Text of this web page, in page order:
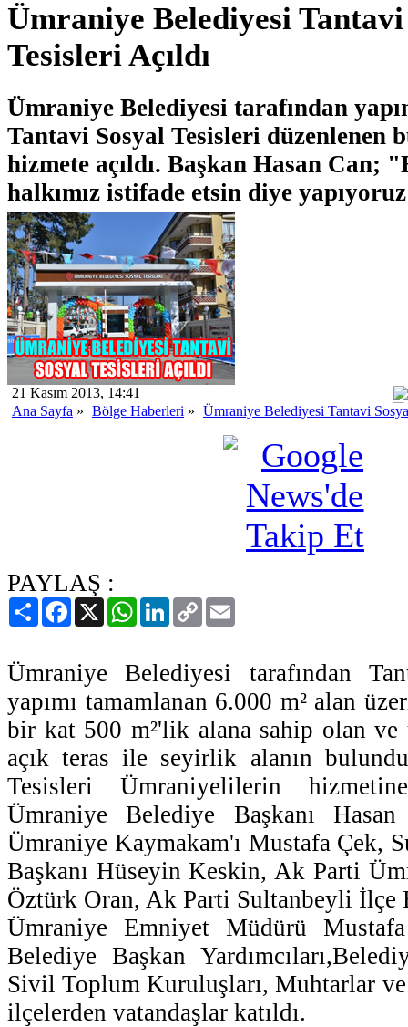
Ümraniye Belediyesi Tantavi
Tesisleri Açıldı
Ümraniye Belediyesi tarafından
Tantavi Sosyal Tesisleri düzenlenen
hizmete açıldı. Başkan Hasan Can;
halkımız istifade etsin diye
21 Kasım 2013, 14:41
Ana Sayfa » Bölge Haberleri » Ümraniye Belediyesi Tantavi
PAYLAŞ :
PaylaşFacebook
X WhatsAppLinkedIn
Copy
Link
Ümraniye Belediyesi tarafından
yapımı tamamlanan 6.000 m² alan
bir kat 500 m²'lik alana sahip olan ve
açık teras ile seyirlik alanın
Tesisleri Ümraniyelilerin
Ümraniye Belediye Başkanı Hasan
Ümraniye Kaymakam'ı Mustafa Çek,
Başkanı Hüseyin Keskin, Ak Parti
Öztürk Oran, Ak Parti Sultanbeyli İlçe
Ümraniye Emniyet Müdürü
Belediye Başkan
Sivil Toplum Kuruluşları, Muhtarlar
ilçelerden vatandaşlar katıldı.